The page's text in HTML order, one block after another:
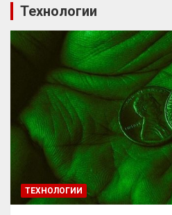
Технологии
ТЕХНОЛОГИИ